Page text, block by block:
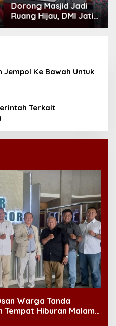
Dorong Masjid Jadi
Ruang Hijau, DMI Jatim
Tanam 300 Bibit
Ke Bawah Untuk
Terkait
Warga Tanda
Tempat Hiburan Malam